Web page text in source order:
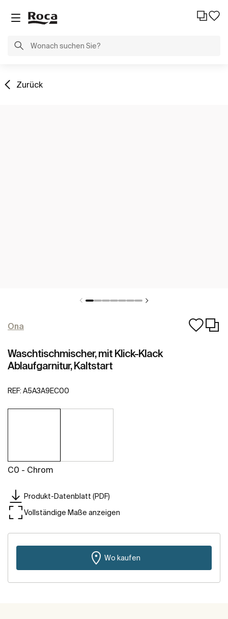
Zurück
Ona
Waschtischmischer, mit Klick-Klack
Ablaufgarnitur, Kaltstart
REF: A5A3A9EC00
C0 - Chrom
Produkt-Datenblatt (PDF)
Vollständige Maße anzeigen
Wo kaufen